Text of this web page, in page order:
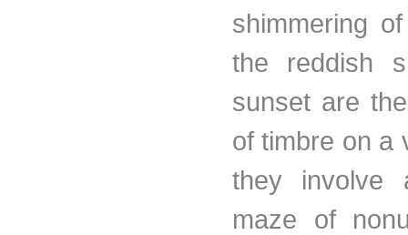
shimmering
the reddish
sunset are
of timbre on a
they involve
maze of